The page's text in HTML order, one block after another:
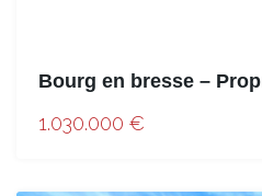
Bourg en bresse –
1.030.000 €